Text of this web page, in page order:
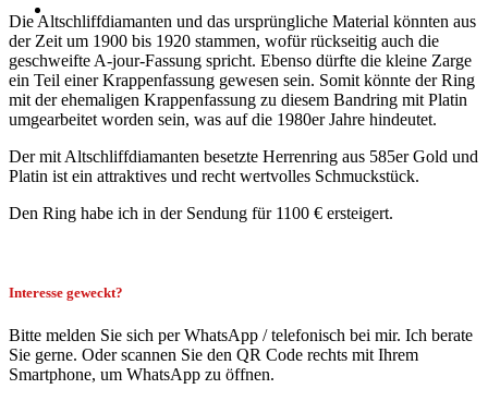
Die Altschliffdiamanten und das ursprüngliche Material könnten aus
der Zeit um 1900 bis 1920 stammen, wofür rückseitig auch die
geschweifte A-jour-Fassung spricht. Ebenso dürfte die kleine Zarge
ein Teil einer Krappenfassung gewesen sein. Somit könnte der Ring
mit der ehemaligen Krappenfassung zu diesem Bandring mit Platin
umgearbeitet worden sein, was auf die 1980er Jahre hindeutet.
Der mit Altschliffdiamanten besetzte Herrenring aus 585er Gold und
Platin ist ein attraktives und recht wertvolles Schmuckstück.
Den Ring habe ich in der Sendung für 1100 € ersteigert.
Interesse geweckt?
Bitte melden Sie sich per WhatsApp / telefonisch bei mir. Ich berate
Sie gerne. Oder scannen Sie den QR Code rechts mit Ihrem
Smartphone, um WhatsApp zu öffnen.